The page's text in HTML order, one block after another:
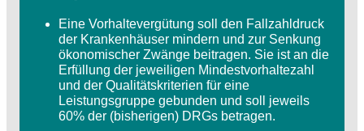
Eine Vorhaltevergütung soll den Fallzahldruck
der Krankenhäuser mindern und zur Senkung
ökonomischer Zwänge beitragen. Sie ist an die
Erfüllung der jeweiligen Mindestvorhaltezahl
und der Qualitätskriterien für eine
Leistungsgruppe gebunden und soll jeweils
60% der (bisherigen) DRGs betragen.